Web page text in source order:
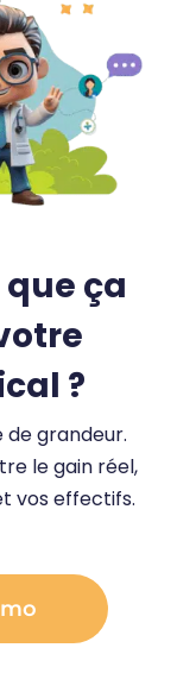
que ça
?
de grandeur.
le gain réel,
vos effectifs.